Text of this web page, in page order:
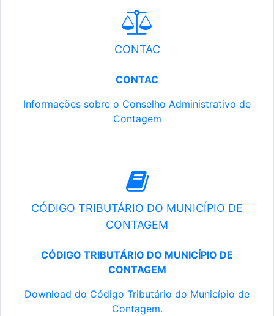
CONTAC
CONTAC
Informações sobre o Conselho Administrativo de
Contagem
CÓDIGO TRIBUTÁRIO DO MUNICÍPIO DE
CONTAGEM
CÓDIGO TRIBUTÁRIO DO MUNICÍPIO DE
CONTAGEM
Download do Código Tributário do Município de
Contagem.